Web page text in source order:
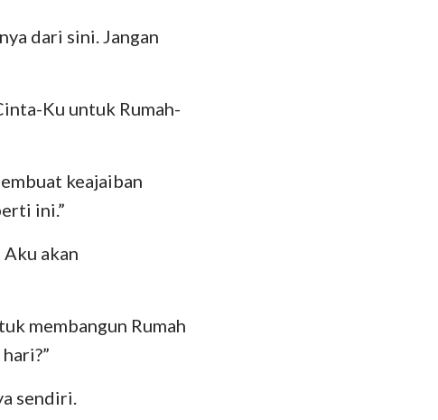
dari sini. Jangan
Ku untuk Rumah-
keajaiban
ini.”
Aku akan
membangun Rumah
sendiri.